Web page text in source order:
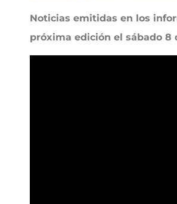
Noticias emitidas en los
próxima edición el sábado 8